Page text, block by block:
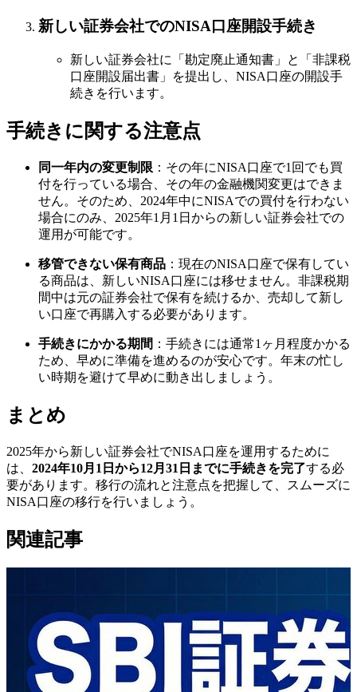
新しい証券会社でのNISA口座開設手続き
新しい証券会社に「勘定廃止通知書」と「非課税
口座開設届出書」を提出し、NISA口座の開設手
続きを行います。
手続きに関する注意点
同一年内の変更制限 ：その年にNISA口座で1回でも買
付を行っている場合、その年の金融機関変更はできま
せん。そのため、2024年中にNISAでの買付を行わない
場合にのみ、2025年1月1日からの新しい証券会社での
運用が可能です。
移管できない保有商品 ：現在のNISA口座で保有してい
る商品は、新しいNISA口座には移せません。非課税期
間中は元の証券会社で保有を続けるか、売却して新し
い口座で再購入する必要があります。
手続きにかかる期間 ：手続きには通常1ヶ月程度かかる
ため、早めに準備を進めるのが安心です。年末の忙し
い時期を避けて早めに動き出しましょう。
まとめ
2025年から新しい証券会社でNISA口座を運用するために
は、 2024年10月1日から12月31日までに手続きを完了する必
要があります。移行の流れと注意点を把握して、スムーズに
NISA口座の移行を行いましょう。
関連記事